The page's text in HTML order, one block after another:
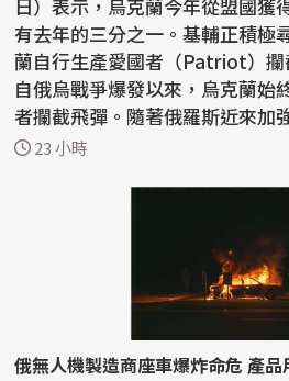
日）表示，烏克蘭今年從盟國獲
有去年的三分之一。基輔正積極
蘭自行生產愛國者（Patriot）攔截飛彈。 路
自俄烏戰爭爆發以來，烏克蘭始
者攔截飛彈。隨著俄羅斯近來加
南部...
23 小時
俄無人機製造商座車爆炸命危 產